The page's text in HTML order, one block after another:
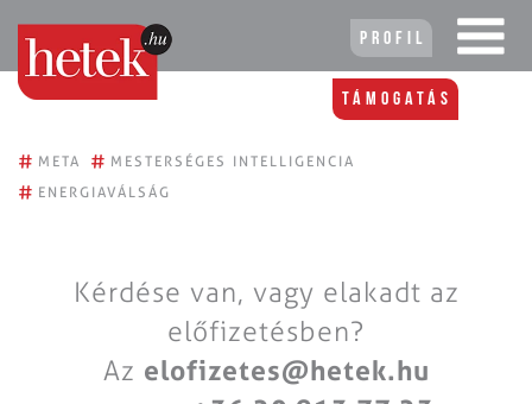
Profil
Támogatás
# META # MESTERSÉGES INTELLIGENCIA
# ENERGIAVÁLSÁG
Kérdése van, vagy elakadt az
előfizetésben?
Az elofizetes@hetek.hu